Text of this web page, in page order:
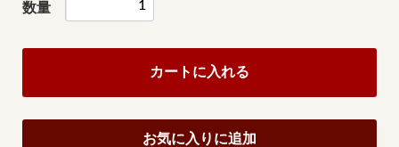
数量
カートに入れる
お気に入りに追加